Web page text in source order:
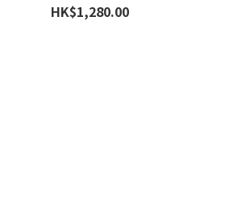
HK$1,280.00